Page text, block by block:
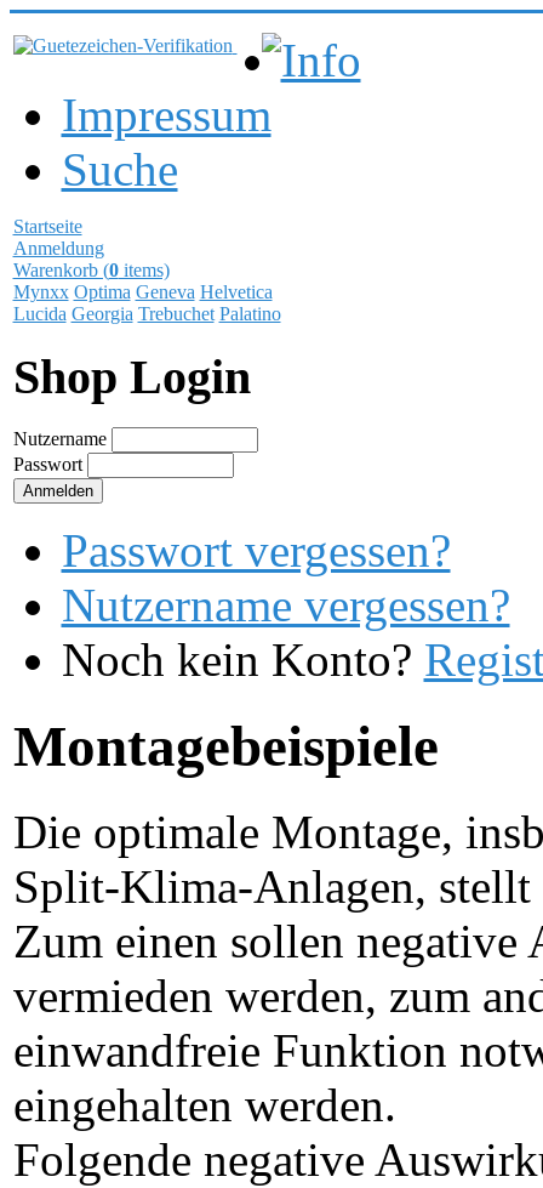
Info
Impressum
Suche
Startseite
Anmeldung
Warenkorb (0items)
Mynxx Optima Geneva Helvetica
Lucida Georgia Trebuchet Palatino
Shop Login
Nutzername
Passwort
Passwort vergessen?
Nutzername vergessen?
Noch kein Konto?
Montagebeispiele
Die optimale Montage,
Split-Klima-Anlagen, stellt
Zum einen sollen
vermieden werden, zum
einwandfreie Funktion
eingehalten werden.
Folgende negative